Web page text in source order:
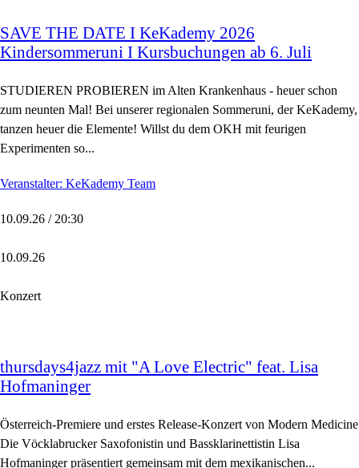
SAVE THE DATE I KeKademy 2026
Kindersommeruni I Kursbuchungen ab 6. Juli
STUDIEREN PROBIEREN im Alten Krankenhaus - heuer schon
zum neunten Mal! Bei unserer regionalen Sommeruni, der KeKademy,
tanzen heuer die Elemente! Willst du dem OKH mit feurigen
Experimenten so...
Veranstalter: KeKademy Team
10.09.26 / 20:30
10.09.26
Konzert
thursdays4jazz mit "A Love Electric" feat. Lisa
Hofmaninger
Österreich-Premiere und erstes Release-Konzert von Modern Medicine
Die Vöcklabrucker Saxofonistin und Bassklarinettistin Lisa
Hofmaninger präsentiert gemeinsam mit dem mexikanischen...